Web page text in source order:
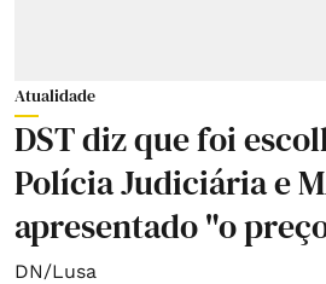
Atualidade
DST diz que foi
Polícia Judiciária e
apresentado "o
DN/Lusa